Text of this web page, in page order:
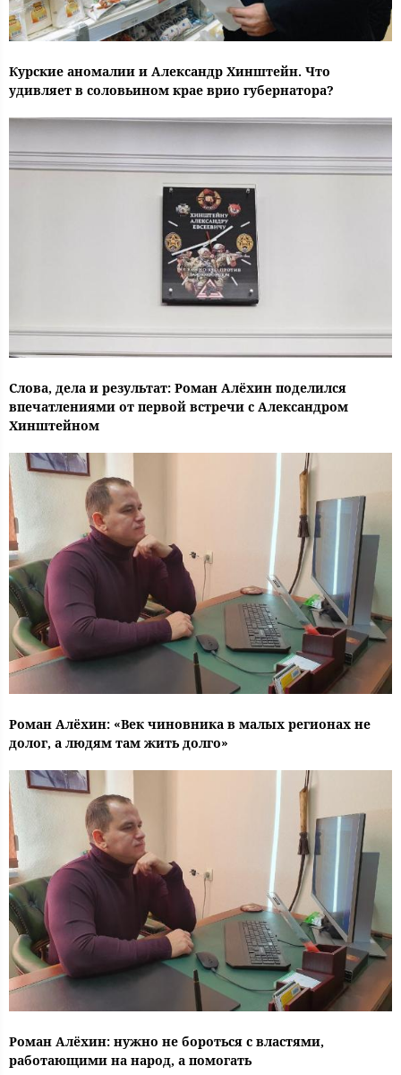
Курские аномалии и Александр Хинштейн. Что
удивляет в соловьином крае врио губернатора?
Слова, дела и результат: Роман Алёхин поделился
впечатлениями от первой встречи с Александром
Хинштейном
Роман Алёхин: «Век чиновника в малых регионах не
долог, а людям там жить долго»
Роман Алёхин: нужно не бороться с властями,
работающими на народ, а помогать